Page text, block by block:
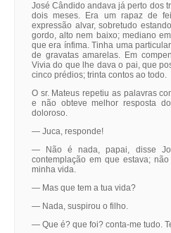
José Cândido andava já perto dos
dois meses. Era um rapaz de
expressão alvar, sobretudo
gordo, alto nem baixo; mediano
que era ínfima. Tinha uma
de gravatas amarelas. Em
Vivia do que lhe dava o pai, que
cinco prédios; trinta contos ao todo.
O sr. Mateus repetiu as palavras
e não obteve melhor resposta
doloroso.
— Juca, responde!
— Não é nada, papai, disse
contemplação em que estava;
minha vida.
— Mas que tem a tua vida?
— Nada, suspirou o filho.
— Que é? que foi? conta-me tudo.